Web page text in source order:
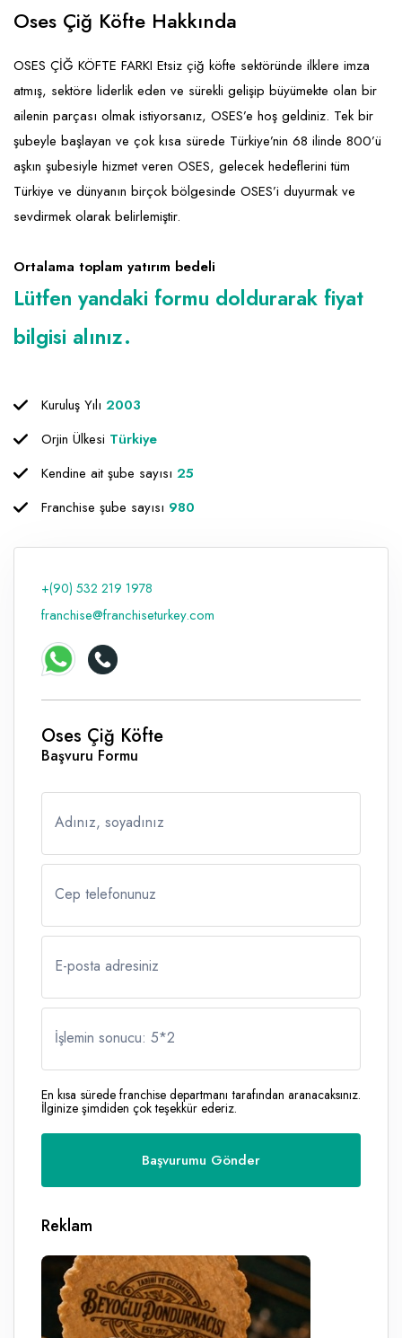
Ev Hizmetleri
Sağlık Güzellik
Turizm - Eğlence
Market FMGC - Katlı Mağaza
Mobilya ve Ev Tekstili
Oyuncak ve Hediyelik
Takı
Yapı Malzemesi - Hırdavat
Gayrimenkul
Gıda ve Sarf Malzemeleri
Güvenlik - Temizlik
Giyim - Aksesuar
Hukuk - Marka - Patent ve Tercüme
Isıtma - Soğutma ve Havalandırma
Mali Kayıt ve Denetim
Matbaa - Fotoğraf
Proje - İnşaat ve Tesisat
Raf ve Depo Sistemleri
Reklam - Tanıtım - PR ve İnternet
Seyahat - Rent A Car
Oses Çiğ Köfte Hakkında
OSES ÇİĞ KÖFTE FARKI Etsiz çiğ köfte sektöründe ilklere imza
atmış, sektöre liderlik eden ve sürekli gelişip büyümekte olan bir
ailenin parçası olmak istiyorsanız, OSES’e hoş geldiniz. Tek bir
şubeyle başlayan ve çok kısa sürede Türkiye’nin 68 ilinde 800’ü
aşkın şubesiyle hizmet veren OSES, gelecek hedeflerini tüm
Türkiye ve dünyanın birçok bölgesinde OSES’i duyurmak ve
sevdirmek olarak belirlemiştir.
Ortalama toplam yatırım bedeli
Lütfen yandaki formu doldurarak fiyat
bilgisi alınız.
Kuruluş Yılı 2003
Orjin Ülkesi Türkiye
Kendine ait şube sayısı 25
Franchise şube sayısı 980
+(90) 532 219 1978
franchise@franchiseturkey.com
Oses Çiğ Köfte
Başvuru Formu
Adınız, soyadınız
Cep telefonunuz
E-posta adresiniz
İşlemin sonucu: 5*2
En kısa sürede franchise departmanı tarafından aranacaksınız.
İlginize şimdiden çok teşekkür ederiz.
Reklam